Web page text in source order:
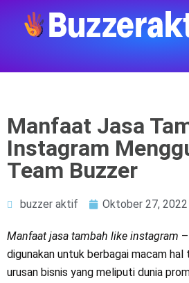
Manfaat Jasa
Instagram
Team Buzzer
buzzer aktif Oktober 27, 2022
Manfaat jasa tambah like instagram
digunakan untuk berbagai macam hal
urusan bisnis yang meliputi dunia